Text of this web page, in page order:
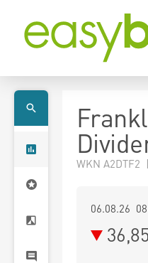
WKN
06.08.26
36,85